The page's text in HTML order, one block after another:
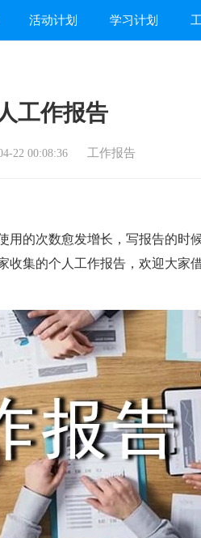
活动计划 学习计划
工作报告
22 00:08:36 工作报告
的次数愈发增长，写报告的时
收集的个人工作报告，欢迎大家